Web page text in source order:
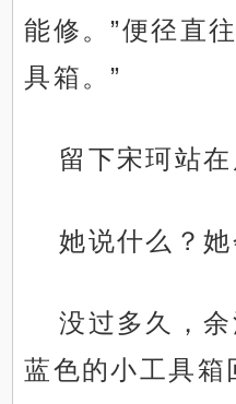
能修。”便径直
具箱。”
留下宋珂站在
她说什么？她
没过多久，
蓝色的小工具箱